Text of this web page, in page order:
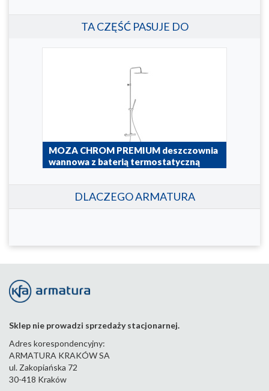
TA CZĘŚĆ PASUJE DO
MOZA CHROM PREMIUM deszczownia
wannowa z baterią termostatyczną
5736-921-00
DLACZEGO ARMATURA
Sklep nie prowadzi sprzedaży stacjonarnej.
Adres korespondencyjny:
ARMATURA KRAKÓW SA
ul. Zakopiańska 72
30-418 Kraków